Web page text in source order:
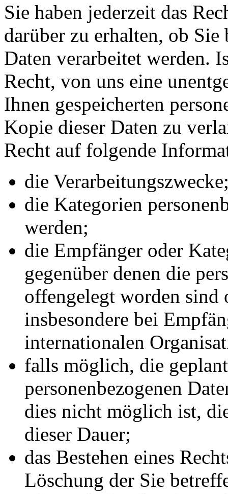
Sie haben jederzeit das
darüber zu erhalten, ob Sie
Daten verarbeitet werden.
Recht, von uns eine
Ihnen gespeicherten
Kopie dieser Daten zu
Recht auf folgende
die
die Kategorien
werden;
die Empfänger oder
gegenüber denen die
offengelegt worden sind
insbesondere bei
internationalen
falls möglich, die
personenbezogenen
dies nicht möglich ist,
dieser Dauer;
das Bestehen eines
Löschung der Sie